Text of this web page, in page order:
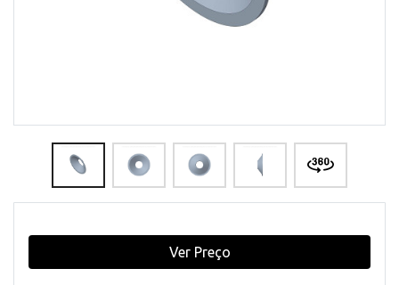
Ver Preço